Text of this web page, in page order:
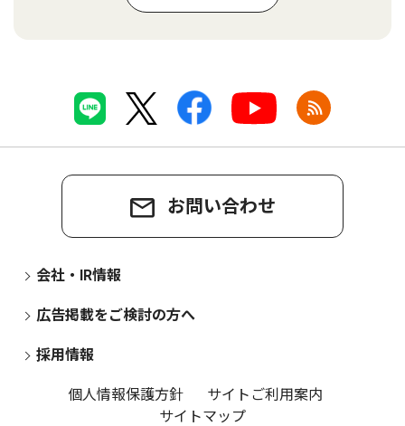
お問い合わせ
会社・IR情報
広告掲載をご検討の方へ
採用情報
個人情報保護方針
サイトご利用案内
サイトマップ